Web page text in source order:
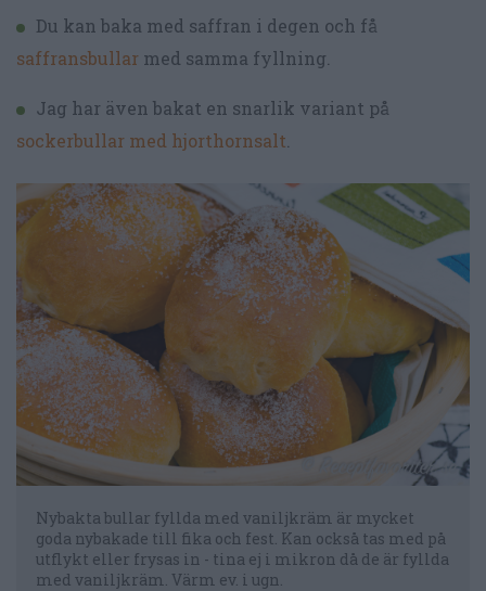
Du kan baka med saffran i degen och få
saffransbullar med samma fyllning.
Jag har även bakat en snarlik variant på
sockerbullar med hjorthornsalt
Nybakta bullar fyllda med vaniljkräm är mycket
goda nybakade till fika och fest. Kan också tas med på
utflykt eller frysas in - tina ej i mikron då de är fyllda
med vaniljkräm. Värm ev. i ugn.